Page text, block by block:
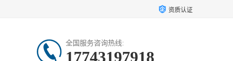
资质认证
全国服务咨询热线:
17743197918